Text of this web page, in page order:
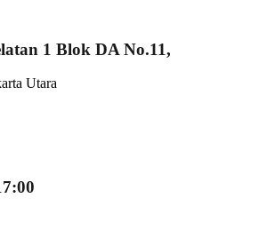
1 Blok DA No.11,
Utara